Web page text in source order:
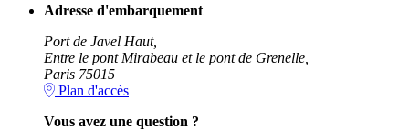
Adresse d'embarquement
Port de Javel Haut,
Entre le pont Mirabeau et le pont de Grenelle,
Paris 75015
Plan d'accès
Vous avez une question ?